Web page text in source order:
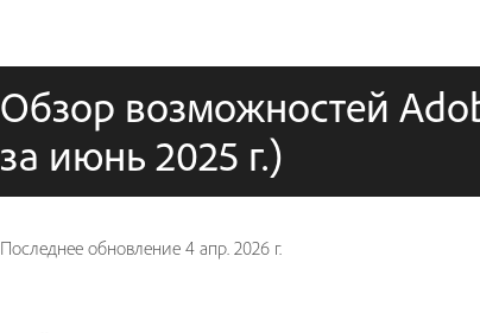
Обзор возможностей
за июнь 2025 г.)
Последнее обновление 4 апр. 2026 г.